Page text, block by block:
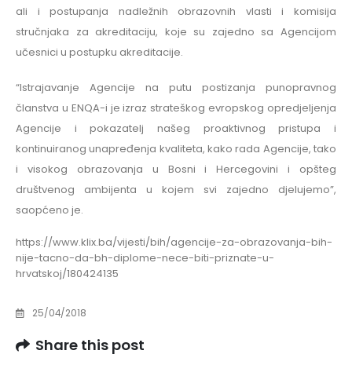
ali i postupanja nadležnih obrazovnih vlasti i komisija
stručnjaka za akreditaciju, koje su zajedno sa Agencijom
učesnici u postupku akreditacije.
“Istrajavanje Agencije na putu postizanja punopravnog
članstva u ENQA-i je izraz strateškog evropskog opredjeljenja
Agencije i pokazatelj našeg proaktivnog pristupa i
kontinuiranog unapređenja kvaliteta, kako rada Agencije, tako
i visokog obrazovanja u Bosni i Hercegovini i opšteg
društvenog ambijenta u kojem svi zajedno djelujemo”,
saopćeno je.
https://www.klix.ba/vijesti/bih/agencije-za-obrazovanja-bih-
nije-tacno-da-bh-diplome-nece-biti-priznate-u-
hrvatskoj/180424135
25/04/2018
Share this post